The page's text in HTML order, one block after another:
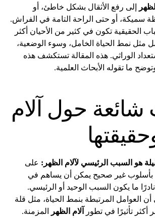
إلى رفع الأثقال بشكل خاطئ، أو
سميكة، أو حتى الراحة التامة في الفراش.
الحقيقية تكون في كثير من الأحيان أكثر
مثل نمط الحياة الخامل، وسوء الوضعية،
الوراثي. هذه المقالة تستكشف هذه
ما تقوله الأبحاث العلمية.
شائعة حول آلام
على
بأسلوب غير صحيح يمكن أن يساهم في
نادرًا ما يكون السبب الوحيد أو الرئيسي.
العوامل المرتبطة بنمط الحياة، مثل قلة
أكثر تأثيرًا في تطور
آلام الظهر
المزمنة.